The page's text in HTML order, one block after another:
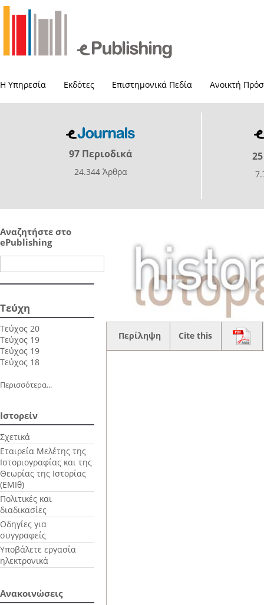
Η Υπηρεσία Εκδότες Επιστημονικά Πεδία Ανοικτή
97 Περιοδικά
24.344 Άρθρα
Αναζητήστε στο
ePublishing
Τεύχη
Τεύχος 20
Τεύχος 19
Τεύχος 19
Τεύχος 18
Περισσότερα...
Ιστορείν
Σχετικά
Εταιρεία Μελέτης της
Ιστοριογραφίας και της
Θεωρίας της Ιστορίας
(EMIθ)
Πολιτικές και
διαδικασίες
Οδηγίες για
συγγραφείς
Υποβάλετε εργασία
ηλεκτρονικά
Ανακοινώσεις
Περίληψη Cite this